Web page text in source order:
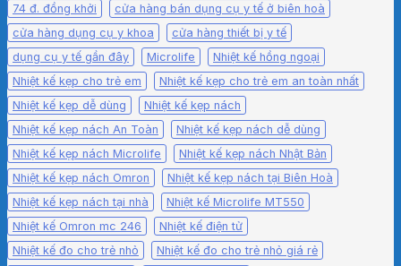
74 đ. đồng khởi
cửa hàng bán dụng cụ y tế ở biên hoà
cửa hàng dụng cụ y khoa
cửa hàng thiết bị y tế
dụng cụ y tế gần đây
Microlife
Nhiệt kế hồng ngoại
Nhiệt kế kẹp cho trẻ em
Nhiệt kế kẹp cho trẻ em an toàn nhất
Nhiệt kế kẹp dễ dùng
Nhiệt kế kẹp nách
Nhiệt kế kẹp nách An Toàn
Nhiệt kế kẹp nách dễ dùng
Nhiệt kế kẹp nách Microlife
Nhiệt kế kẹp nách Nhật Bản
Nhiệt kế kẹp nách Omron
Nhiệt kế kẹp nách tại Biên Hoà
Nhiệt kế kẹp nách tại nhà
Nhiệt kế Microlife MT550
Nhiệt kế Omron mc 246
Nhiệt kế điện tử
Nhiệt kế đo cho trẻ nhỏ
Nhiệt kế đo cho trẻ nhỏ giá rẻ